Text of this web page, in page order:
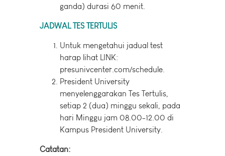
ganda) durasi 60 menit.
JADWAL TES TERTULIS
Untuk mengetahui jadual test
harap lihat LINK:
presunivcenter.com/schedule.
President University
menyelenggarakan Tes Tertulis,
setiap 2 (dua) minggu sekali, pada
hari Minggu jam 08.00-12.00 di
Kampus President University.
Catatan: